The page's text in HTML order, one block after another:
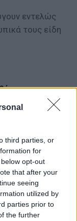
third parties, or
for
opt-out
that after your
seeing
utilized by
parties prior to
the further
εντελώς
τους είδη
σε
και να
στο
τον